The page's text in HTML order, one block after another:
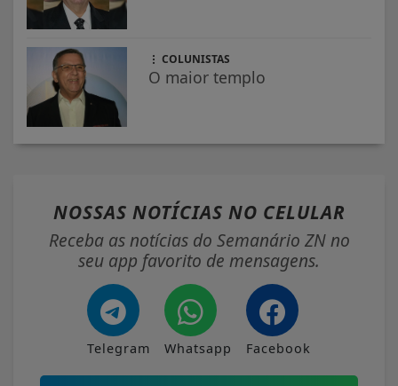
COLUNISTAS
O maior templo
NOSSAS NOTÍCIAS NO CELULAR
Receba as notícias do Semanário ZN no
seu app favorito de mensagens.
Telegram Whatsapp Facebook